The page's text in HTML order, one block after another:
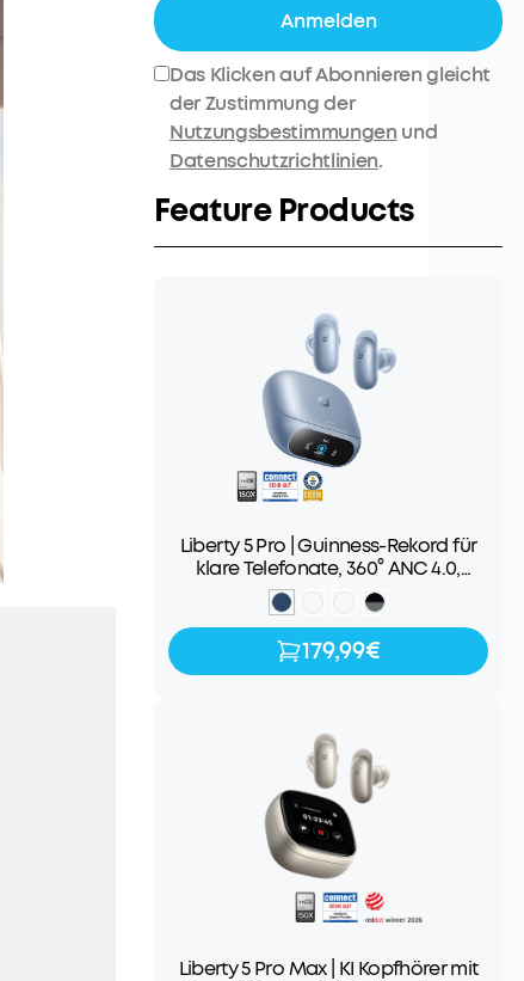
Anmelden
Das Klicken auf Abonnieren gleicht
der Zustimmung der
Nutzungsbestimmungen und
Datenschutzrichtlinien.
Feature Products
Liberty 5 Pro | Guinness-Rekord für
klare Telefonate, 360° ANC 4.0,
Dolby Atmos
179,99€
179,99€
Liberty 5 Pro Max | KI Kopfhörer mit